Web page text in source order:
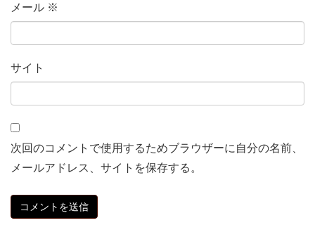
メール ※
サイト
次回のコメントで使用するためブラウザーに自分の名前、
メールアドレス、サイトを保存する。